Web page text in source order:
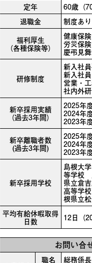
定年
60歳（
退職金
制度あり
福利厚生
（各種保険等）
健康保
労災保
慶弔見
研修制度
新入社
新入社
営業・
社内外
新卒採用実績
（過去3年間）
2025年
2024年
2023年
新卒離職者数
(過去3年間)
2025年
2024年
2023年
新卒採用学校
島根大
等学校
県立倉
高等学
根県立
平均有給休暇取得
日数 12日（
お問い合
職名
総務係長